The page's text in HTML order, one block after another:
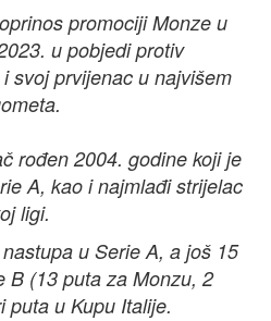
promociji Monze u
u pobjedi protiv
svoj prvijenac u najvišem
rođen 2004. godine koji je
A, kao i najmlađi strijelac
ligi.
u Serie A, a još 15
B (13 puta za Monzu, 2
puta u Kupu Italije.